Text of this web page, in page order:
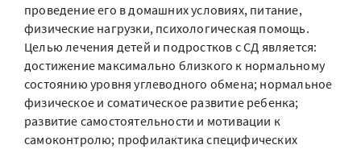
проведение его в домашних условиях, питание,
физические нагрузки, психологическая помощь.
Целью лечения детей и подростков с СД является:
достижение максимально близкого к нормальному
состоянию уровня углеводного обмена; нормальное
физическое и соматическое развитие ребенка;
развитие самостоятельности и мотивации к
самоконтролю; профилактика специфических